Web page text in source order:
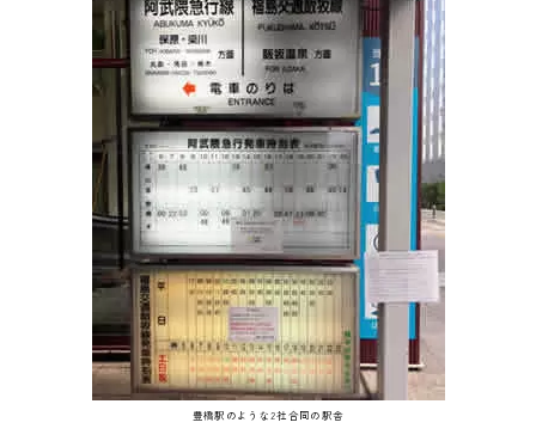
豊橋駅のような2社合同の駅舎